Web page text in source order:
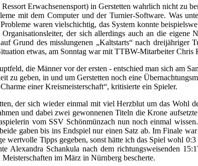
Erwachsenensport) in Gerstetten wahrlich nicht zu
mit dem Computer und der Turnier-Software. Was
waren vielschichtig, das System konnte
der sich allerdings auch an die eigene
Grund des misslungenen „Kaltstarts“ nach
etwas, am Sonntag war mit TTBW-Mitarbeiter Chris
die Männer vor der ersten - entschied man sich am
geben, in und um Gerstetten noch eine
einer Kreismeisterschaft“, kritisierte ein Spieler.
der sich wieder einmal mit viel Herzblut um das Wohl
und dabei zwei gewonnenen Titeln die Krone
vom SSV Schönmünzach nun noch einmal
gaben bis ins Endspiel nur einen Satz ab. Im Finale
Tipps gegeben, sonst hätte ich das Spiel wohl
Alexandra Schankula nach dem richtungsweisenden
im März in Nürnberg bescherte.